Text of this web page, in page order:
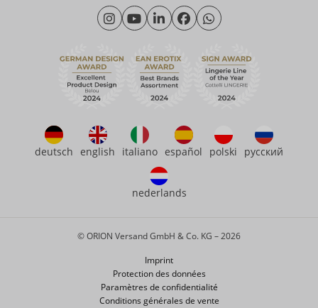
Lundi - Jeudi: 09h00 - 16h00
Vendredi: 09h00 - 15h00
Service client
Questions fréquemment posées (FAQ)
Qui sommes-nous
Durabilité
eroFame
deutsch english italiano español polski русский
nederlands
Imprint
Protection des données
Paramètres de confidentialité
Conditions générales de vente
© ORION Versand GmbH & Co. KG – 2026